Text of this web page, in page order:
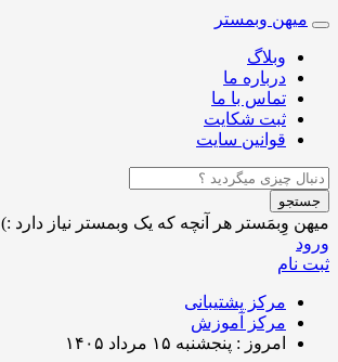
Toggle
navigation
میهن وبمستر
وبلاگ
درباره ما
تماس با ما
ثبت شکایت
قوانین سایت
جستجو
میهن وِبمَستر هر آنچه که یک وبمستر نیاز دارد :)
ورود
ثبت نام
مرکز پشتیبانی
مرکز آموزش
امروز : پنجشنبه ۱۵ مرداد ۱۴۰۵